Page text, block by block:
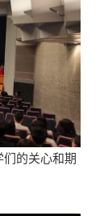
的关心和期